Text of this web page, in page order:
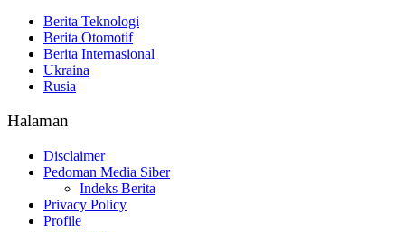
Berita Teknologi
Berita Otomotif
Berita Internasional
Ukraina
Rusia
Halaman
Disclaimer
Pedoman Media Siber
Indeks Berita
Privacy Policy
Profile